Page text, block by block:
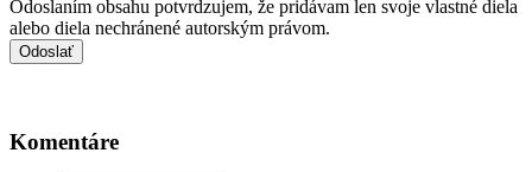
Odoslaním obsahu potvrdzujem, že pridávam len svoje vlastné diela
alebo diela nechránené autorským právom.
Komentáre